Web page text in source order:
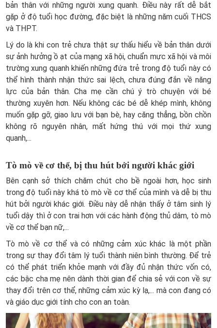
bản thân với những người xung quanh. Điều này rất dễ bắt
gặp ở độ tuổi học đường, đặc biệt là những năm cuối THCS
và THPT.
Lý do là khi con trẻ chưa thật sự thấu hiểu về bản thân dưới
sự ảnh hưởng ồ ạt của mạng xã hội, chuẩn mực xã hội và môi
trường xung quanh khiến những đứa trẻ trong độ tuổi này có
thể hình thành nhận thức sai lệch, chưa đúng đắn về năng
lực của bản thân. Cha mẹ cần chú ý trò chuyện với bé
thường xuyên hơn. Nếu không các bé dễ khép mình, không
muốn gặp gỡ, giao lưu với bạn bè, hay căng thẳng, bồn chồn
không rõ nguyên nhân, mất hứng thú với mọi thứ xung
quanh,...
Tò mò về cơ thể, bị thu hút bởi người khác giới
Bên cạnh sở thích chăm chút cho bề ngoài hơn, học sinh
trong độ tuổi này khá tò mò về cơ thể của mình và dễ bị thu
hút bởi người khác giới. Điều này dễ nhận thấy ở tâm sinh lý
tuổi dậy thì ở con trai hơn với các hành động thủ dâm, tò mò
về cơ thể bạn nữ,...
Tò mò về cơ thể và có những cảm xúc khác là một phần
trong sự thay đổi tâm lý tuổi thành niên bình thường. Để trẻ
có thể phát triển khỏe mạnh với đầy đủ nhận thức vốn có,
các bậc cha mẹ nên dành thời gian để chia sẻ với con về sự
thay đổi trên cơ thể, những cảm xúc kỳ lạ,... mà con đang có
và giáo dục giới tính cho con an toàn.